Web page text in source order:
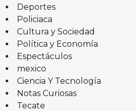
Deportes
Policiaca
Cultura y Sociedad
Política y Economía
Espectáculos
mexico
Ciencia Y Tecnología
Notas Curiosas
Tecate